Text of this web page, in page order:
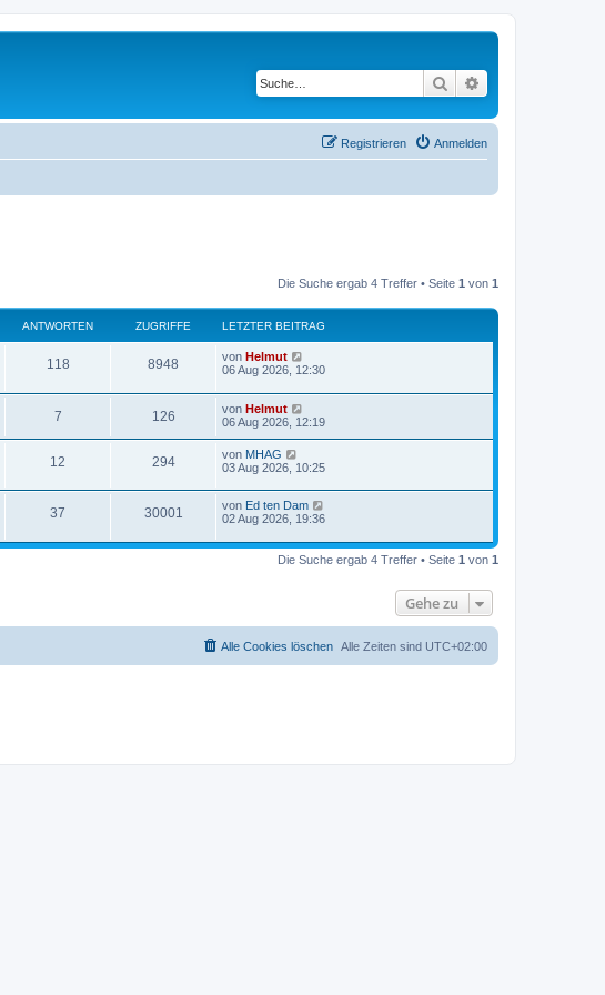
Suche
Anmelden
Registrieren
Die Suche ergab 4 Treffer • Seite 1 von 1
ANTWORTEN ZUGRIFFE LETZTER BEITRAG
118 8948 von Helmut
06 Aug 2026, 12:30
7 126 von Helmut
06 Aug 2026, 12:19
12 294 von MHAG
03 Aug 2026, 10:25
37 30001 von Ed ten Dam
02 Aug 2026, 19:36
Die Suche ergab 4 Treffer • Seite 1 von 1
Gehe zu
Alle Zeiten sind UTC+02:00
Alle Cookies löschen